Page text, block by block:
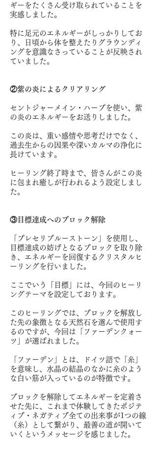
ギーをたくさん受け取られていることを
実感しました。
特に足元のエネルギーがしっかりしてお
り、日頃から体を整えたりグラウンディ
ングを意識なさっていることが反映され
ていました。
②紫の炎によるクリアリング
セントジャーメイン・ハープを使い、紫
の炎のエネルギーをお送りしました。
この炎は、重い感情や思考だけでなく、
過去生からの因果や深いカルマの浄化に
長けています。
ヒーリング終了時まで、皆さんがこの炎
に包まれ癒しが行われるよう設定しまし
た。
③目標達成へのブロック解除
「プレセリブルーストーン」を使用し、
目標達成の妨げとなるブロックを取り除
き、エネルギーを回復するクリスタルヒ
ーリングを行いました。
ここでいう「目標」には、今回のヒーリ
ングテーマを設定しております。
このヒーリングでは、ブロックを解放し
た先の象徴となる天然石を選んで使用す
るのですが、今回は「ファーデンクォー
ツ」が選ばれました。
「ファーデン」とは、ドイツ語で「糸」
を意味し、水晶の結晶のなかに糸のよう
な白い筋が入っているのが特徴です。
ブロックを解除してエネルギーを定着さ
せた先に、これまで体験してきたポジテ
ィブ・ネガティブ全ての出来事が1つの線
（糸）として繋がり、最善の道が開いて
いくというメッセージを感じました。